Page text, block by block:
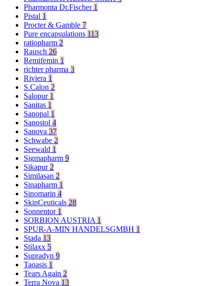
Pharmonta Dr.Fischer 1
Pistal 1
Procter & Gamble 7
Pure encapsulations 113
ratiopharm 2
Rausch 26
Remifemin 1
richter pharma 3
Riviera 1
S.Calon 2
Salopur 1
Sanitas 1
Sanopal 1
Sanostol 4
Sanova 37
Schwabe 2
Seewald 1
Sigmapharm 9
Sikapur 2
Similasan 2
Sinapharm 1
Sinomarin 4
SkinCeuticals 28
Sonnentor 1
SORBION AUSTRIA 1
SPUR-A-MIN HANDELSGMBH 1
Stada 13
Stilaxx 5
Supradyn 9
Taoasis 1
Tears Again 2
Terra Nova 13